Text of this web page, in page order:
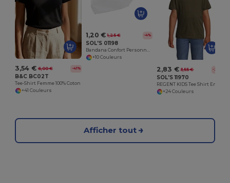
3,54 € 6,00 € -41%
B&C BC02T
Tee-Shirt Femme 100% Coton
+41 Couleurs
1,20 € 1,25 € -4%
SOL'S 01198
+10 Couleurs
2,83 € 3,55 € -20%
SOL'S 11970
+24 Couleurs
Afficher tout